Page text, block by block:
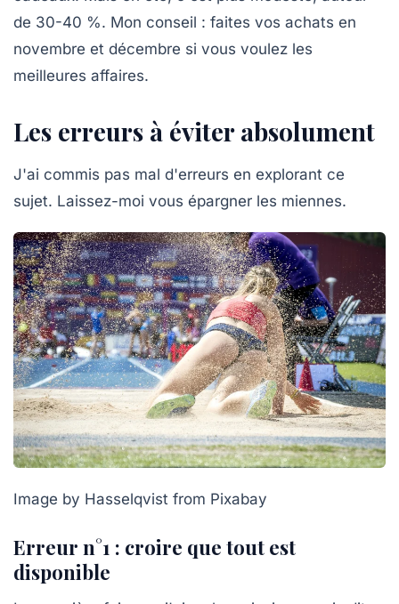
de 30-40 %. Mon conseil : faites vos achats en
novembre et décembre si vous voulez les
meilleures affaires.
Les erreurs à éviter absolument
J'ai commis pas mal d'erreurs en explorant ce
sujet. Laissez-moi vous épargner les miennes.
Image by Hasselqvist from Pixabay
Erreur n°1 : croire que tout est
disponible